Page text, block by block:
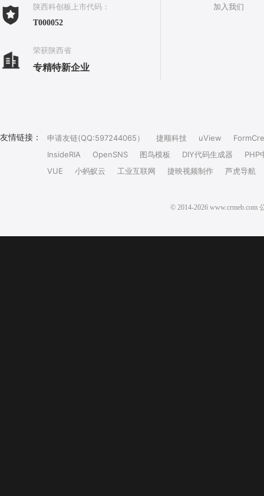
陕西科创板上市代码：
T000052
荣获陕西省
专精特新企业
加入我们
友情链接： 申请友链(QQ:597244065） 捷顺科技 uView
InsideRIA
OpenSNS 图鸟模板 DIY代码生成器
PHP
VUE
小蚂蚁云 工业互联网 捷映视频制作 芦虎导航
© 2014-2026